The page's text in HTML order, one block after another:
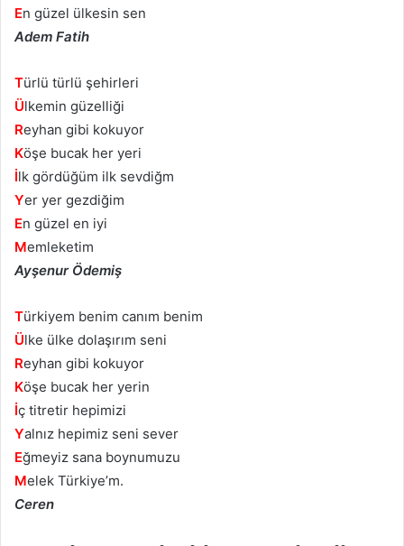
En güzel ülkesin sen
Adem Fatih
Türlü türlü şehirleri
Ülkemin güzelliği
Reyhan gibi kokuyor
Köşe bucak her yeri
İlk gördüğüm ilk sevdiğm
Yer yer gezdiğim
En güzel en iyi
Memleketim
Ayşenur Ödemiş
Türkiyem benim canım benim
Ülke ülke dolaşırım seni
Reyhan gibi kokuyor
Köşe bucak her yerin
İç titretir hepimizi
Yalnız hepimiz seni sever
Eğmeyiz sana boynumuzu
Melek Türkiye’m.
Ceren